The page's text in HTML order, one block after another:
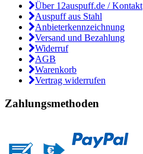
Über 12auspuff.de / Kontakt
Auspuff aus Stahl
Anbieterkennzeichnung
Versand und Bezahlung
Widerruf
AGB
Warenkorb
Vertrag widerrufen
Zahlungsmethoden